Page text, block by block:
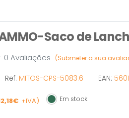
Saco de
0 Avaliações (Submeter a sua
Ref. MITOS-CPS-5083.6 EAN:
+IVA) Em stock
Em stock